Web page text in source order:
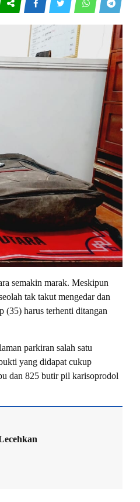
semakin marak. Meskipun
tak takut mengedar dan
(35) harus terhenti ditangan
parkiran salah satu
yang didapat cukup
dan 825 butir pil karisoprodol